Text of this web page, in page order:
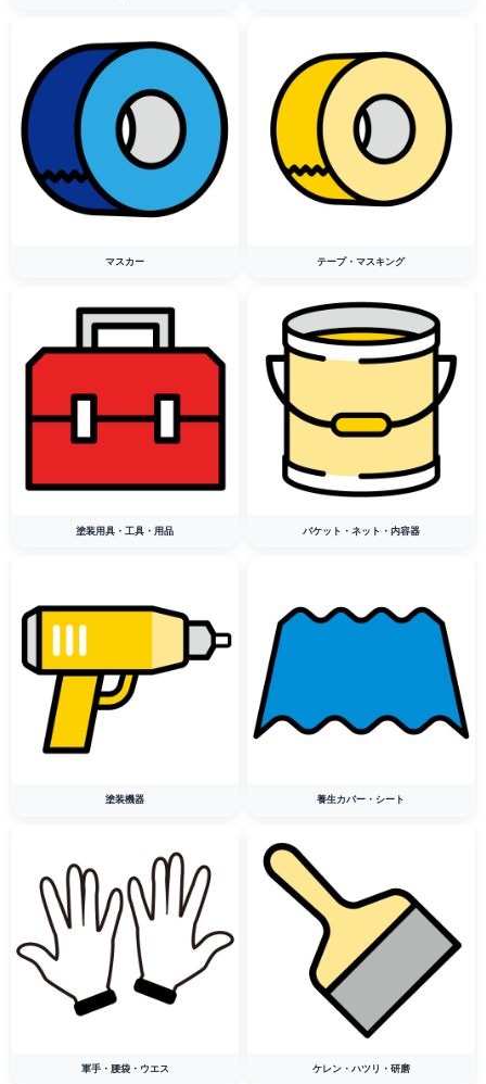
マスカー テープ・マスキング
塗装用具・工具・用品 バケット・ネット・内容器
塗装機器 養生カバー・シート
軍手・腰袋・ウエス ケレン・ハツリ・研磨